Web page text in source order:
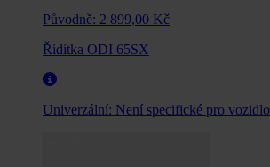
Původně: 2 899,00 Kč
Řídítka ODI 65SX
Univerzální: Není specifické pro vozidlo